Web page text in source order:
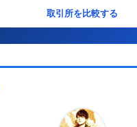
取引所を比較する